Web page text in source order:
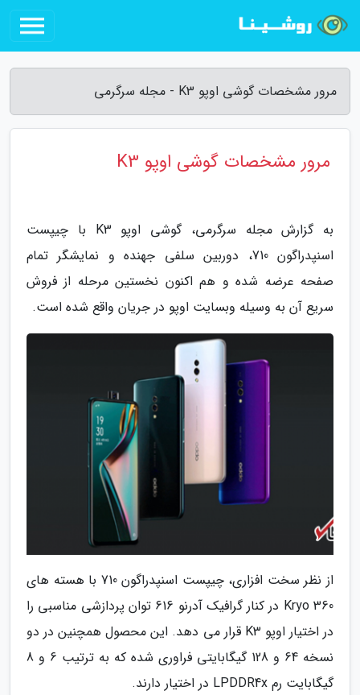
مرور مشخصات گوشی اوپو K3 - مجله سرگرمی
مرور مشخصات گوشی اوپو K3
به گزارش مجله سرگرمی، گوشی اوپو K3 با چیپست
اسنپدراگون 710، دوربین سلفی جهنده و نمایشگر تمام
صفحه عرضه شده و هم اکنون نخستین مرحله از فروش
سریع آن به وسیله وبسایت اوپو در جریان واقع شده است.
از نظر سخت افزاری، چیپست اسنپدراگون 710 با هسته های
Kryo 360 در کنار گرافیک آدرنو 616 توان پردازشی مناسبی را
در اختیار اوپو K3 قرار می دهد. این محصول همچنین در دو
نسخه 64 و 128 گیگابایتی فراوری شده که به ترتیب 6 و 8
گیگابایت رم LPDDR4x در اختیار دارند.